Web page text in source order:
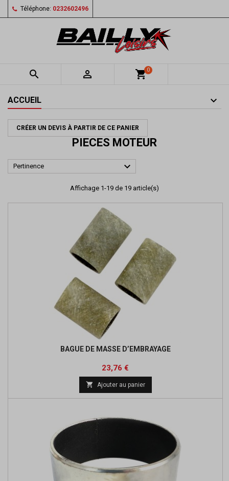
Téléphone: 0232602496
  shopping_cart0
ACCUEIL
CRÉER UN DEVIS À PARTIR DE CE PANIER
PIECES MOTEUR
Pertinence 
Affichage 1-19 de 19 article(s)
BAGUE DE MASSE D’EMBRAYAGE
Prix
23,76 €
base
 Ajouter au panier